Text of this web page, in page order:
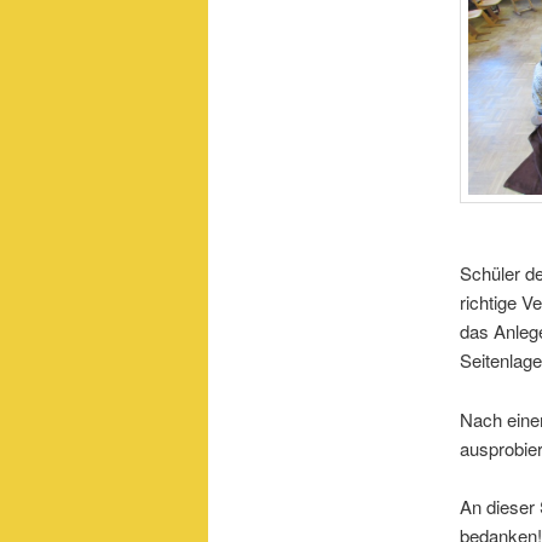
Schüler
richtige
das
Nach
An dieser
bedanken!